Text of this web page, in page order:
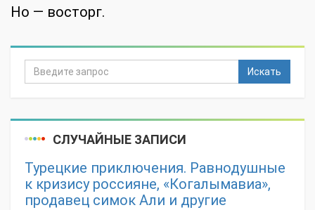
Но — восторг.
Искать
СЛУЧАЙНЫЕ ЗАПИСИ
Турецкие приключения. Равнодушные
к кризису россияне, «Когалымавиа»,
продавец симок Али и другие